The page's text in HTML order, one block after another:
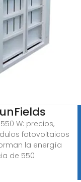
W: precios,
fotovoltaicos
la energía
de 550